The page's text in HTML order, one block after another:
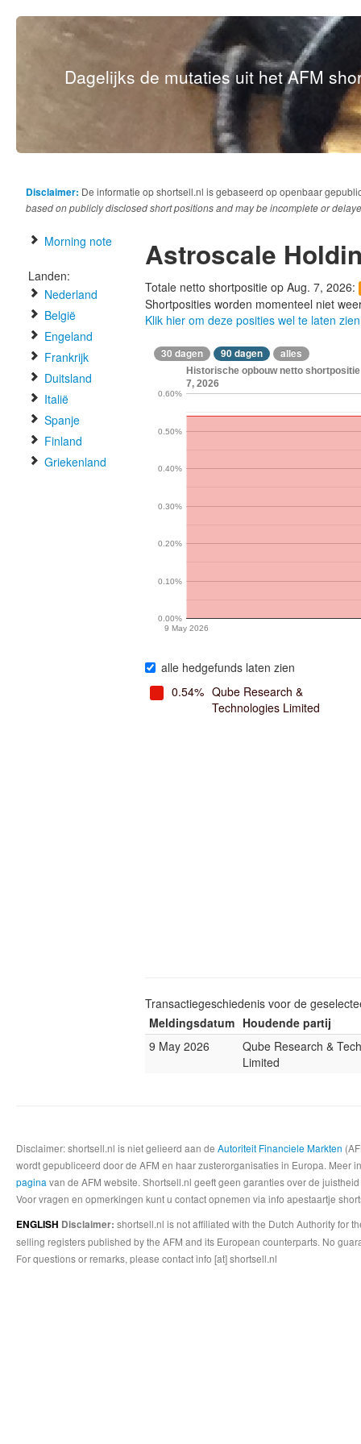
Dagelijks de mutaties uit het AFM
Disclaimer: De informatie op shortsell.nl is gebaseerd op openbaar
based on publicly disclosed short positions and may be incomplete or
Morning note
Landen:
Nederland
België
Engeland
Frankrijk
Duitsland
Italië
Spanje
Finland
Griekenland
Astroscale
Totale netto shortpositie op Aug. 7, 2026:
Shortposities worden momenteel niet
Klik hier om deze posities wel te laten zien
30 dagen 90 dagen alles
Historische opbouw netto
7, 2026
9 May 2026
0.00%
0.10%
0.20%
0.30%
0.40%
0.50%
0.60%
alle hedgefunds laten zien
0.54% Qube Research &
Technologies Limited
Transactiegeschiedenis voor de
Meldingsdatum Houdende partij
9 May 2026
Qube Research &
Limited
Disclaimer: shortsell.nl is niet gelieerd aan de Autoriteit Financiele Markten
wordt gepubliceerd door de AFM en haar zusterorganisaties in Europa.
pagina van de AFM website. Shortsell.nl geeft geen garanties over de
Voor vragen en opmerkingen kunt u contact opnemen via info apestaartje
ENGLISH Disclaimer: shortsell.nl is not affiliated with the Dutch Authority for
selling registers published by the AFM and its European counterparts. No
For questions or remarks, please contact info [at] shortsell.nl